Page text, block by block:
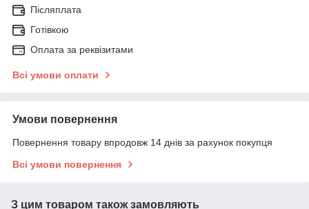
Післяплата
Готівкою
Оплата за реквізитами
Всі умови оплати
Умови повернення
Повернення товару впродовж 14 днів за рахунок покупця
Всі умови повернення
З цим товаром також замовляють